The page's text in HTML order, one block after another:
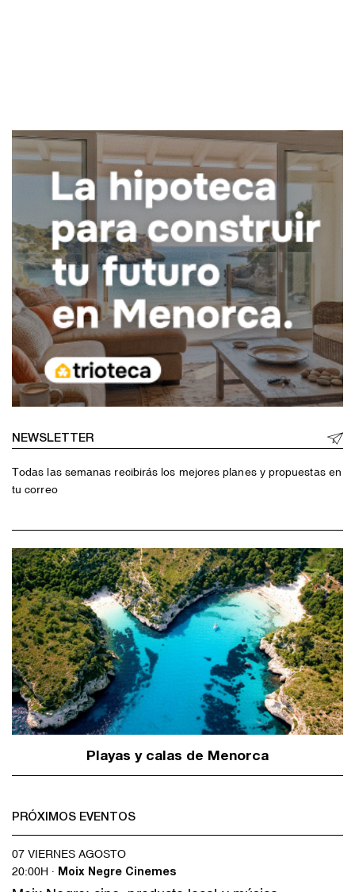
NEWSLETTER
Todas las semanas recibirás los mejores planes y propuestas en
tu correo
Playas y calas de Menorca
PRÓXIMOS EVENTOS
07 VIERNES AGOSTO
20:00H · Moix Negre Cinemes